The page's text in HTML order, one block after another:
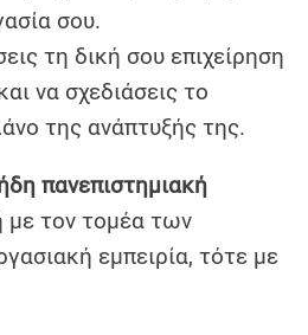
σου.
τη δική σου επιχείρηση
να σχεδιάσεις το
της ανάπτυξής της.
πανεπιστημιακή
με τον τομέα των
εμπειρία, τότε με